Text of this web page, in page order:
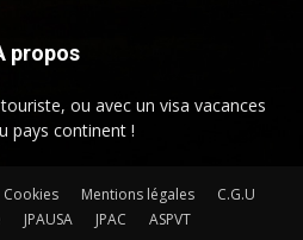
propos
ou avec un visa vacances
pays continent !
Cookies Mentions légales
C.G.U
JPAUSA JPAC ASPVT